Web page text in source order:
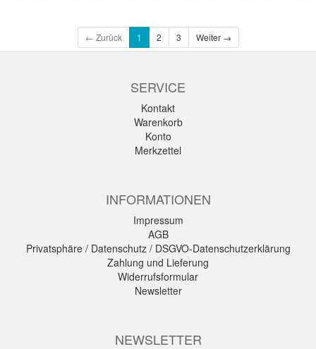
← Zurück 1 2 3 Weiter →
SERVICE
Kontakt
Warenkorb
Konto
Merkzettel
INFORMATIONEN
Impressum
AGB
Privatsphäre / Datenschutz / DSGVO-Datenschutzerklärung
Zahlung und Lieferung
Widerrufsformular
Newsletter
NEWSLETTER